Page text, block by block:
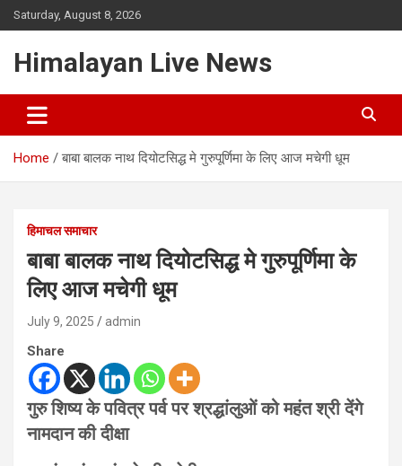
Saturday, August 8, 2026
Himalayan Live News
Home बाबा बालक नाथ दियोटसिद्ध मे गुरुपूर्णिमा के लिए आज मचेगी धूम
हिमाचल समाचार
बाबा बालक नाथ दियोटसिद्ध मे गुरुपूर्णिमा के
लिए आज मचेगी धूम
July 9, 2025 admin
Share
गुरु शिष्य के पवित्र पर्व पर श्रद्धांलुओं को महंत श्री देंगे
नामदान की दीक्षा